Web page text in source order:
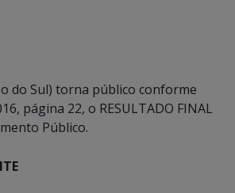
do Sul) torna público conforme
página 22, o RESULTADO FINAL
Público.